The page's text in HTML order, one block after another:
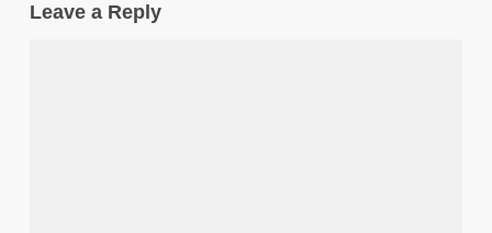
Leave a Reply